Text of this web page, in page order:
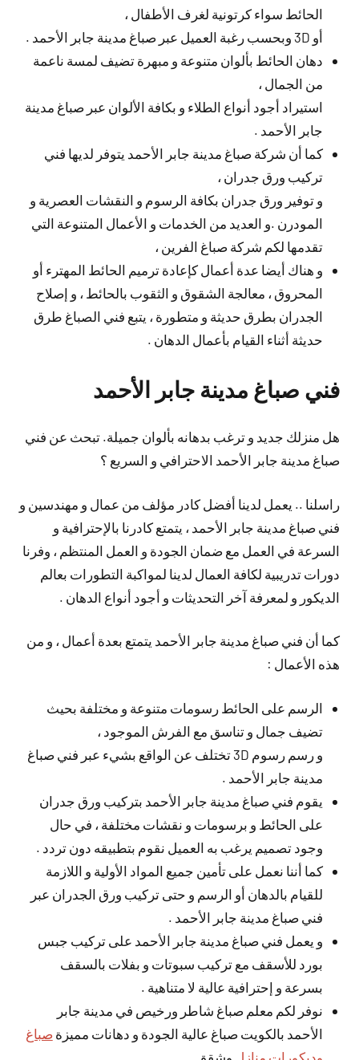
الحائط سواء كرتونية لغرف الأطفال ،
أو 3D وبحسب رغبة العميل عبر صباغ مدينة جابر الأحمد .
دهان الحائط بألوان متنوعة و مبهرة تضيف لمسة ناعمة
من الجمال ،
استيراد أجود أنواع الطلاء و بكافة الألوان عبر صباغ مدينة
جابر الأحمد .
كما أن شركة صباغ مدينة جابر الأحمد يتوفر لديها فني
تركيب ورق جدران ،
و توفير ورق جدران بكافة الرسوم و النقشات العصرية و
المودرن .و العديد من الخدمات و الأعمال المتنوعة التي
تقدمها لكم شركة صباغ الفرين ،
و هناك أيضا عدة أعمال كإعادة ترميم الحائط المهترء أو
المحروق ، معالجة الشقوق و الثقوب بالحائط ، و إصلاح
الجدران بطرق حديثة و متطورة ، يتبع فني الصباغ طرق
حديثة أثناء القيام بأعمال الدهان .
فني صباغ مدينة جابر الأحمد
هل منزلك جديد و ترغب بدهانه بألوان جميلة. تبحث عن فني
صباغ مدينة جابر الأحمد الاحترافي و السريع ؟
راسلنا .. يعمل لدينا أفضل كادر مؤلف من عمال و مهندسين و
فني صباغ مدينة جابر الأحمد ، يتمتع كادرنا بالإحترافية و
السرعة في العمل مع ضمان الجودة و العمل المنتظم ، وفرنا
دورات تدريبية لكافة العمال لدينا لمواكبة التطورات بعالم
الديكور و لمعرفة آخر التحديثات و أجود أنواع الدهان .
كما أن فني صباغ مدينة جابر الأحمد يتمتع بعدة أعمال ، و من
هذه الأعمال :
الرسم على الحائط رسومات متنوعة و مختلفة بحيث
تضيف جمال و تناسق مع الفرش الموجود ،
و رسم رسوم 3D تختلف عن الواقع بشيء عبر فني صباغ
مدينة جابر الأحمد .
يقوم فني صباغ مدينة جابر الأحمد بتركيب ورق جدران
على الحائط و برسومات و نقشات مختلفة ، في حال
وجود تصميم يرغب به العميل نقوم بتطبيقه دون تردد .
كما أننا نعمل على تأمين جميع المواد الأولية و اللازمة
للقيام بالدهان أو الرسم و حتى تركيب ورق الجدران عبر
فني صباغ مدينة جابر الأحمد .
و يعمل فني صباغ مدينة جابر الأحمد على تركيب جبس
بورد للأسقف مع تركيب سبوتات و بفلات بالسقف
بسرعة و إحترافية عالية لا متناهية .
نوفر لكم معلم صباغ شاطر ورخيص في مدينة جابر
الأحمد بالكويت صباغ عالية الجودة و دهانات مميزةصباغ
وديكورات منازل
وشقق.